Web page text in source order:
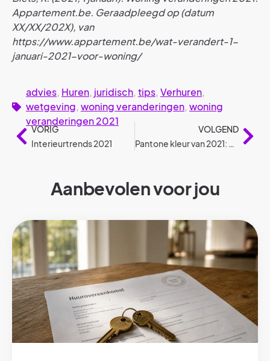
Appartement.be. Geraadpleegd op (datum
XX/XX/202X), van
https://www.appartement.be/wat-verandert-1-
januari-2021-voor-woning/
advies, Huren, juridisch, tips, Verhuren,
wetgeving, woning veranderingen, woning
veranderingen 2021
VORIG
Interieurtrends 2021
VOLGEND
Pantone kleur van 2021: Ultimate gray + illuminating yellow
Aanbevolen voor jou